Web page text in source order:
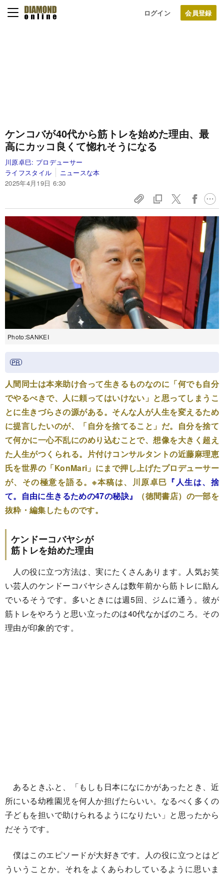
ログイン
ケンコバが40代から筋トレを始めた理由、最
高にカッコ良くて惚れそうになる
川原卓巳: プロデューサー
ライフスタイル
ニュースな本
2025年4月19日 6:30
Photo:SANKEI
人間同士は本来助け合って生きるものなのに「何でも自分
でやるべきで、人に頼ってはいけない」と思ってしまうこ
とに生きづらさの源がある。そんな人が人生を変えるため
に提言したいのが、「自分を捨てること」だ。自分を捨て
て何かに一心不乱にのめり込むことで、想像を大きく超え
た人生がつくられる。片付けコンサルタントの近藤麻理恵
氏を世界の「KonMari」にまで押し上げたプロデューサー
が、その極意を語る。※本稿は、川原卓巳 『人生は、捨
て。自由に生きるための47の秘訣』
（徳間書店）の一部を
抜粋・編集したものです。
ケンドーコバヤシが
筋トレを始めた理由
人の役に立つ方法は、実にたくさんあります。人気お笑
い芸人のケンドーコバヤシさんは数年前から筋トレに励ん
でいるそうです。多いときには週5回、ジムに通う。彼が
筋トレをやろうと思い立ったのは40代なかばのころ。その
理由が印象的です。
あるときふと、「もしも日本になにかがあったとき、近
所にいる幼稚園児を何人か担げたらいい。なるべく多くの
子どもを担いで助けられるようになりたい」と思ったから
だそうです。
僕はこのエピソードが大好きです。人の役に立つとはど
ういうことか。それをよくあらわしているように思いま